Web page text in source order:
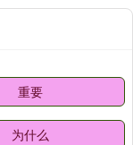
重要
为什么